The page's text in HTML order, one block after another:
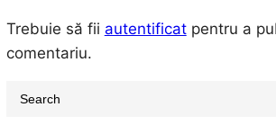
Trebuie să fii autentificatpentru a
comentariu.